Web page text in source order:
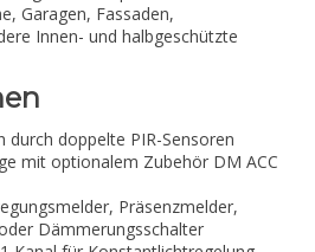
Garagen, Fassaden,
Innen- und halbgeschützte
durch doppelte PIR-Sensoren
mit optionalem Zubehör DM ACC
Präsenzmelder,
Dämmerungsschalter